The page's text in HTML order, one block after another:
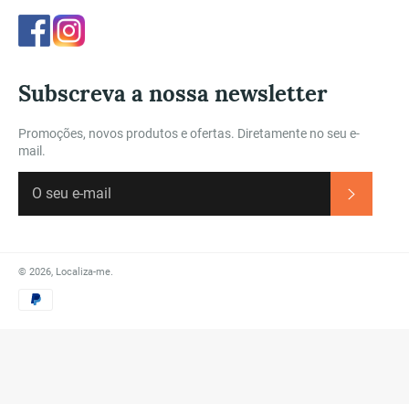
FacebookInstagram
Subscreva a nossa newsletter
Promoções, novos produtos e ofertas. Diretamente no seu e-
mail.
© 2026, Localiza-me